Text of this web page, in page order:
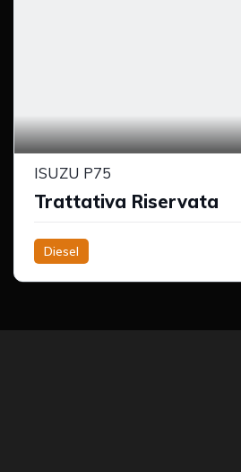
ISUZU P75
Trattativa Riservata
Diesel